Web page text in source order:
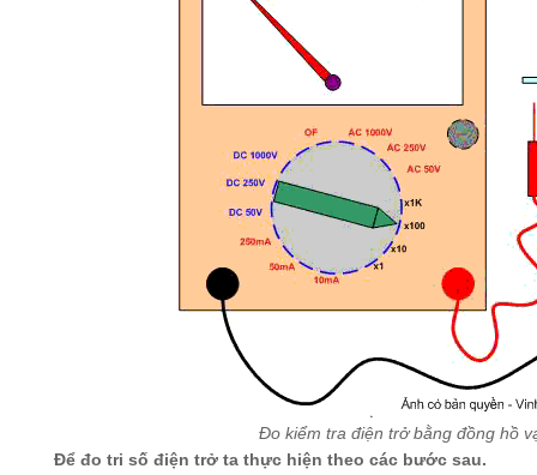
Đo kiểm tra điện trở bằng đồng hồ
Để đo tri số điện trở ta thực hiện theo các bước sau.